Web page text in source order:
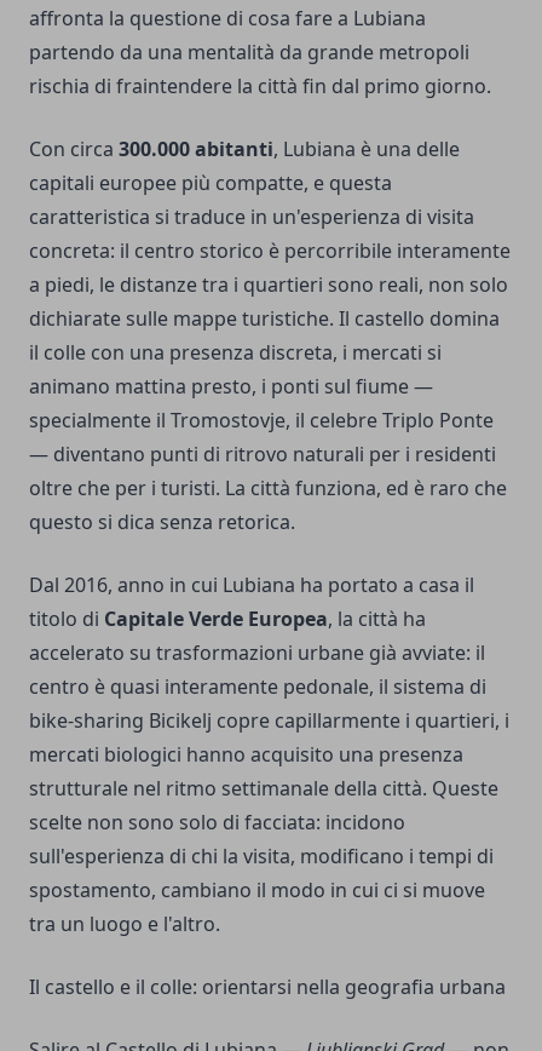
affronta la questione di cosa fare a Lubiana
partendo da una mentalità da grande metropoli
rischia di fraintendere la città fin dal primo giorno.
Con circa 300.000 abitanti, Lubiana è una delle
capitali europee più compatte, e questa
caratteristica si traduce in un'esperienza di visita
concreta: il centro storico è percorribile interamente
a piedi, le distanze tra i quartieri sono reali, non solo
dichiarate sulle mappe turistiche. Il castello domina
il colle con una presenza discreta, i mercati si
animano mattina presto, i ponti sul fiume —
specialmente il Tromostovje, il celebre Triplo Ponte
— diventano punti di ritrovo naturali per i residenti
oltre che per i turisti. La città funziona, ed è raro che
questo si dica senza retorica.
Dal 2016, anno in cui Lubiana ha portato a casa il
titolo di Capitale Verde Europea, la città ha
accelerato su trasformazioni urbane già avviate: il
centro è quasi interamente pedonale, il sistema di
bike-sharing Bicikelj copre capillarmente i quartieri, i
mercati biologici hanno acquisito una presenza
strutturale nel ritmo settimanale della città. Queste
scelte non sono solo di facciata: incidono
sull'esperienza di chi la visita, modificano i tempi di
spostamento, cambiano il modo in cui ci si muove
tra un luogo e l'altro.
Il castello e il colle: orientarsi nella geografia urbana